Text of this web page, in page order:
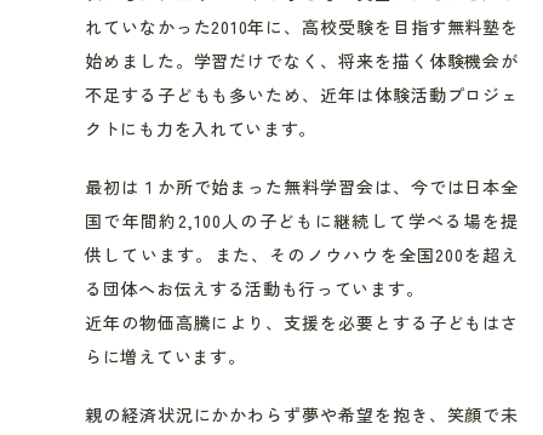
れていなかった2010年に、高校受験を目指す無料塾を
始めました。学習だけでなく、将来を描く体験機会が
不足する子どもも多いため、近年は体験活動プロジェ
クトにも力を入れています。
最初は１か所で始まった無料学習会は、今では日本全
国で年間約2,100人の子どもに継続して学べる場を提
供しています。また、そのノウハウを全国200を超え
る団体へお伝えする活動も行っています。
近年の物価高騰により、支援を必要とする子どもはさ
らに増えています。
親の経済状況にかかわらず夢や希望を抱き、笑顔で未